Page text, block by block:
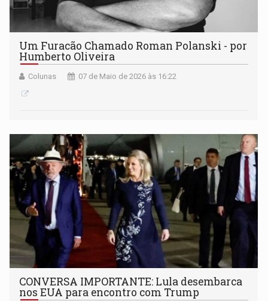
Um Furacão Chamado Roman Polanski - por
Humberto Oliveira
Colunas 07 de Maio de 2026 às 16:22
CONVERSA IMPORTANTE: Lula desembarca
nos EUA para encontro com Trump